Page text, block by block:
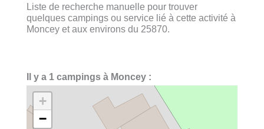
Liste de recherche manuelle pour trouver
quelques campings ou service lié à cette activité à
Moncey et aux environs du 25870.
Il y a 1 campings à Moncey :
+
−